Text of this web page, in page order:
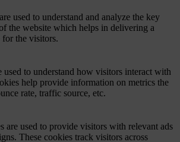
used to understand and analyze the key
the website which helps in delivering a
for the visitors.
used to understand how visitors interact with
help provide information on metrics the
rate, traffic source, etc.
are used to provide visitors with relevant ads
These cookies track visitors across